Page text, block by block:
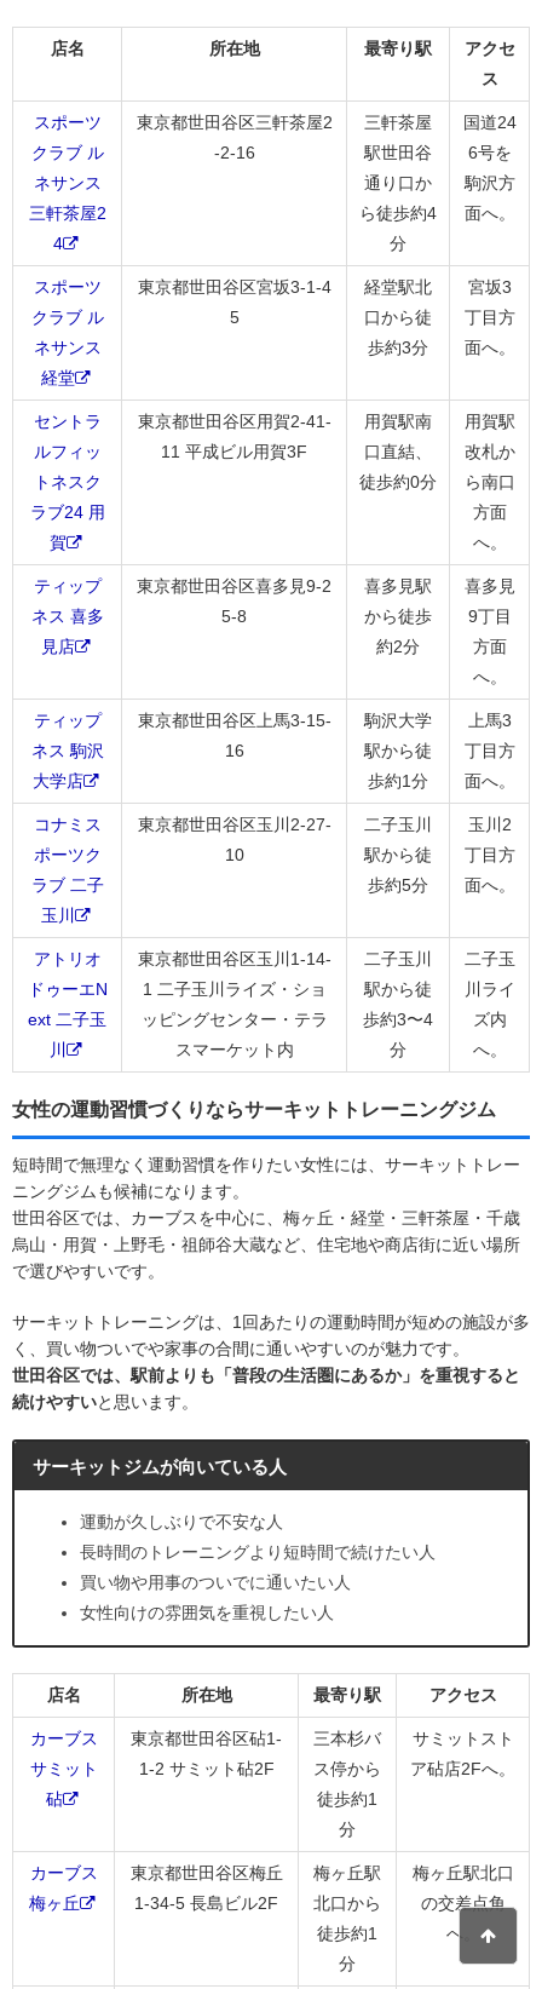
店名 所在地 最寄り駅
アクセ
ス
スポーツ
クラブ ル
ネサンス
三軒茶屋2
4
東京都世田谷区三軒茶屋2
-2-16
三軒茶屋
駅世田谷
通り口か
ら徒歩約4
分
国道24
6号を
駒沢方
面へ。
スポーツ
クラブ ル
ネサンス
経堂
東京都世田谷区宮坂3-1-4
5
経堂駅北
口から徒
歩約3分
宮坂3
丁目方
面へ。
セントラ
ルフィッ
トネスク
ラブ24 用
賀
東京都世田谷区用賀2-41-
11 平成ビル用賀3F
用賀駅南
口直結、
徒歩約0分
用賀駅
改札か
ら南口
方面
へ。
ティップ
ネス 喜多
見店
東京都世田谷区喜多見9-2
5-8
喜多見駅
から徒歩
約2分
喜多見
9丁目
方面
へ。
ティップ
ネス 駒沢
大学店
東京都世田谷区上馬3-15-
16
駒沢大学
駅から徒
歩約1分
上馬3
丁目方
面へ。
コナミス
ポーツク
ラブ 二子
玉川
東京都世田谷区玉川2-27-
10
二子玉川
駅から徒
歩約5分
玉川2
丁目方
面へ。
アトリオ
ドゥーエN
ext 二子玉
川
東京都世田谷区玉川1-14-
1 二子玉川ライズ・ショ
ッピングセンター・テラ
スマーケット内
二子玉川
駅から徒
歩約3〜4
分
二子玉
川ライ
ズ内
へ。
女性の運動習慣づくりならサーキットトレーニングジム
短時間で無理なく運動習慣を作りたい女性には、サーキットトレー
ニングジムも候補になります。
世田谷区では、カーブスを中心に、梅ヶ丘・経堂・三軒茶屋・千歳
烏山・用賀・上野毛・祖師谷大蔵など、住宅地や商店街に近い場所
で選びやすいです。
サーキットトレーニングは、1回あたりの運動時間が短めの施設が多
く、買い物ついでや家事の合間に通いやすいのが魅力です。
世田谷区では、駅前よりも「普段の生活圏にあるか」を重視すると
続けやすいと思います。
サーキットジムが向いている人
運動が久しぶりで不安な人
長時間のトレーニングより短時間で続けたい人
買い物や用事のついでに通いたい人
女性向けの雰囲気を重視したい人
店名 所在地 最寄り駅 アクセス
カーブス
サミット
砧
東京都世田谷区砧1-
1-2 サミット砧2F
三本杉バ
ス停から
徒歩約1
分
サミットスト
ア砧店2Fへ。
カーブス
梅ヶ丘
東京都世田谷区梅丘
1-34-5 長島ビル2F
梅ヶ丘駅
北口から
徒歩約1
分
梅ヶ丘駅北口
の交差点角
へ。